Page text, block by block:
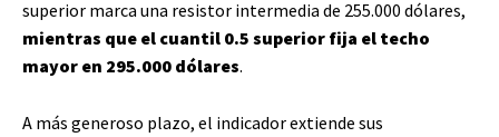
superior marca una resistor intermedia de 255.000 dólares,
mientras que el cuantil 0.5 superior fija el techo
mayor en 295.000 dólares.
A más generoso plazo, el indicador extiende sus